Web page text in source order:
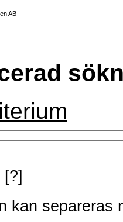
[?]
kan separeras